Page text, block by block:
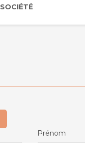
Prénom